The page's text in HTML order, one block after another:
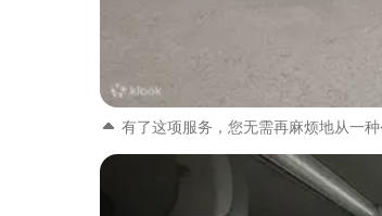
有了这项服务，您无需再麻烦地从一